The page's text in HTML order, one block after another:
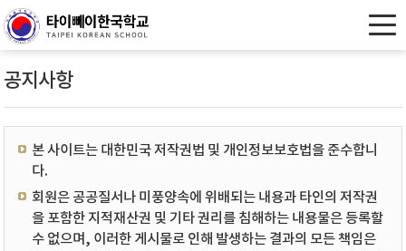
공지사항
본 사이트는 대한민국 저작권법 및 개인정보보호법을 준수합니
다.
회원은 공공질서나 미풍양속에 위배되는 내용과 타인의 저작권
을 포함한 지적재산권 및 기타 권리를 침해하는 내용물은 등록할
수 없으며, 이러한 게시물로 인해 발생하는 결과의 모든 책임은